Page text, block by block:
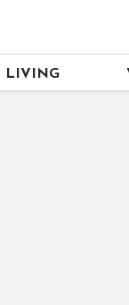
LIVING